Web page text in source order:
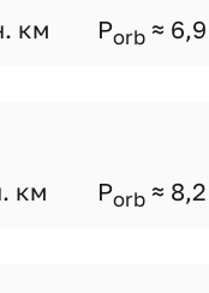
км Porb ≈ 6,9
км Porb ≈ 8,2